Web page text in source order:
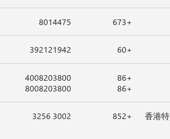
+673
8014475
+60
392121942
+86
+86
4008203800
8008203800
منطقة هونغ كونغ الإدارية الخاصة (香港特
+852
3002 3256